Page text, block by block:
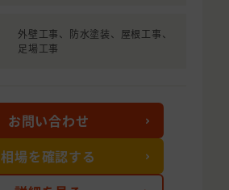
外壁工事、防水塗装、屋根工事、
足場工事
お問い合わせ
相場を確認する